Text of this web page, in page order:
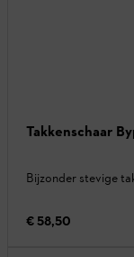
Takkenschaar
Bijzonder stevige
€ 58,50